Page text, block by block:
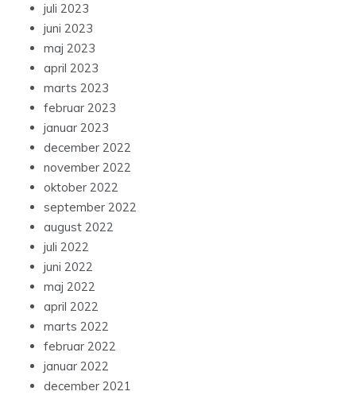
juli 2023
juni 2023
maj 2023
april 2023
marts 2023
februar 2023
januar 2023
december 2022
november 2022
oktober 2022
september 2022
august 2022
juli 2022
juni 2022
maj 2022
april 2022
marts 2022
februar 2022
januar 2022
december 2021